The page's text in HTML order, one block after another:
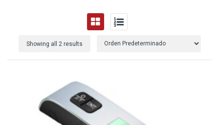
Showing all 2 results